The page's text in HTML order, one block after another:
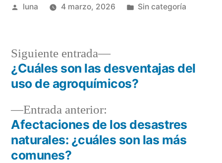
Publicado
luna 4 marzo, 2026
Publicada
Sin categoría
Navegación
entradas
Entrada anterior:
anterior:
Afectaciones de los desastres
naturales: ¿cuáles son las más
comunes?
Siguiente entrada
Siguiente
entrada:
¿Cuáles son las desventajas del
uso de agroquímicos?